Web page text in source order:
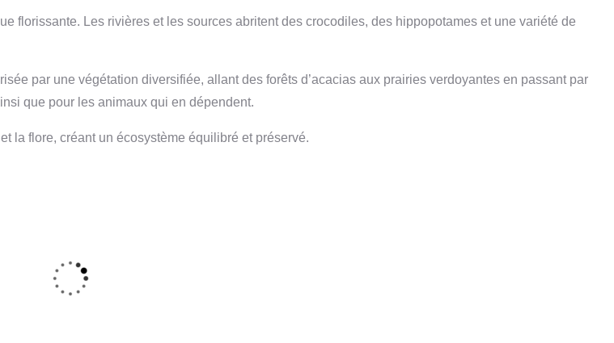
florissante. Les rivières et les sources abritent des crocodiles, des hippopotames et une variété de
par une végétation diversifiée, allant des forêts d’acacias aux prairies verdoyantes en passant par
que pour les animaux qui en dépendent.
la flore, créant un écosystème équilibré et préservé.